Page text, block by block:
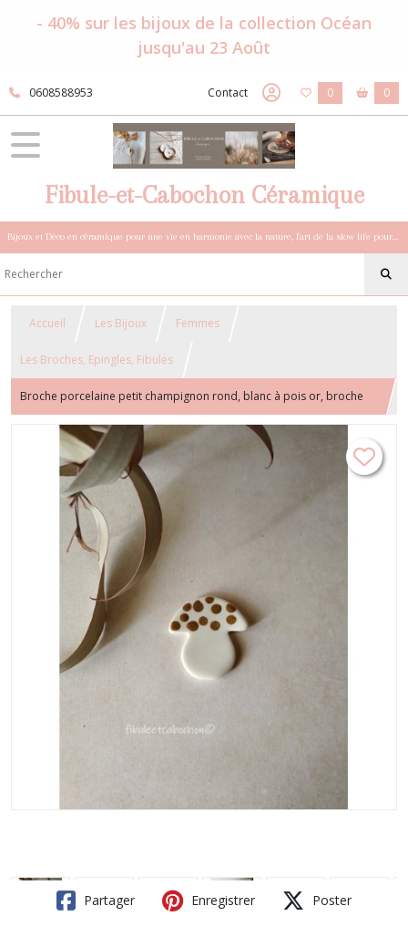
- 40% sur les bijoux de la collection Océan
jusqu'au 23 Août
0608588953 Contact 0 0
Fibule-et-Cabochon Céramique
Bijoux et Déco en céramique pour une vie en harmonie avec la nature, l'art de la slow life pour esprits sensibles et bohèmes.
Accueil Les Bijoux Femmes
Les Broches, Epingles, Fibules
Broche porcelaine petit champignon rond, blanc à pois or, broche
minimaliste, broche nature automne
Partager Enregistrer Poster